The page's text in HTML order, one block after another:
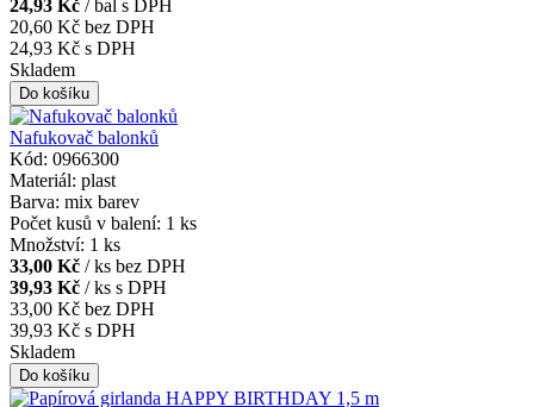
24,93 Kč / bal s DPH
20,60 Kč bez DPH
24,93 Kč s DPH
Skladem
Nafukovač balonků
Kód: 0966300
Materiál: plast
Barva: mix barev
Počet kusů v balení: 1 ks
Množství: 1 ks
33,00 Kč / ks bez DPH
39,93 Kč / ks s DPH
33,00 Kč bez DPH
39,93 Kč s DPH
Skladem